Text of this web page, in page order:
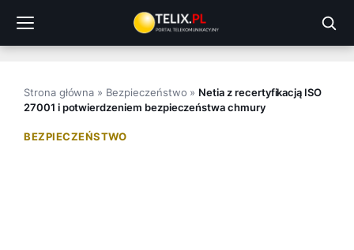
treści
Strona główna » Bezpieczeństwo » Netia z recertyfikacją ISO
27001 i potwierdzeniem bezpieczeństwa chmury
BEZPIECZEŃSTWO